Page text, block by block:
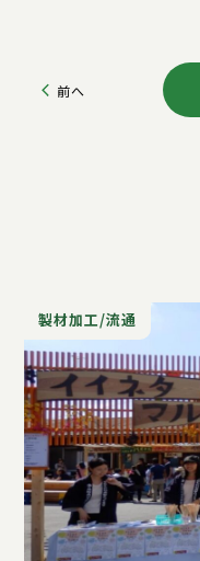
前へ
製材加工/流通